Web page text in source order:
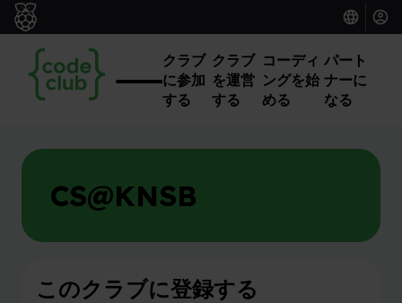
クラブ
に参加
する
クラブ
を運営
する
コーディ
ングを始
める
パート
ナーに
なる
CS@KNSB
このクラブに登録する